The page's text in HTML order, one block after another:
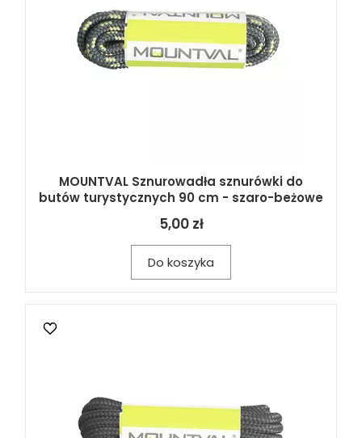
MOUNTVAL Sznurowadła sznurówki do
butów turystycznych 90 cm - szaro-beżowe
5,00 zł
Do koszyka